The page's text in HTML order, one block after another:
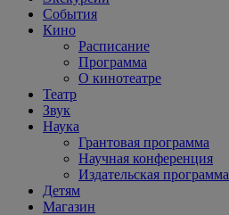
События
Кино
Расписание
Программа
О кинотеатре
Театр
Звук
Наука
Грантовая программа
Научная конференция
Издательская программа
Детям
Магазин